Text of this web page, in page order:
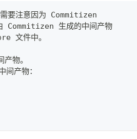
要注意因为 Commitizen
Commitizen 生成的中间产物
文件中。
物。
产物：